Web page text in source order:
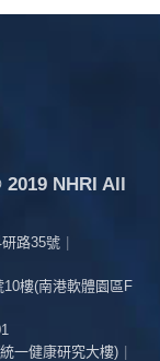
2019 NHRI All
路35號 |
樓(南港軟體園區F
一健康研究大樓) |